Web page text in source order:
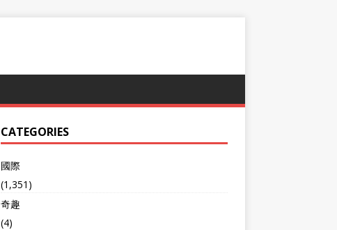
CATEGORIES
國際
(1,351)
奇趣
(4)